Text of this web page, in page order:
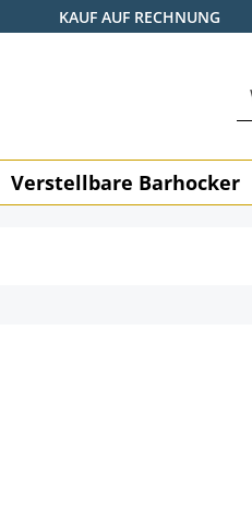
KAUF AUF RECHNUNG
Verstellbare Barhocker